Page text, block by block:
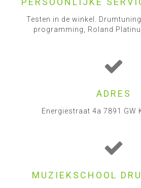
Testen in de winkel.
programming, Roland
ADRES
Energiestraat 4a 7891 GW
MUZIEKSCHOOL